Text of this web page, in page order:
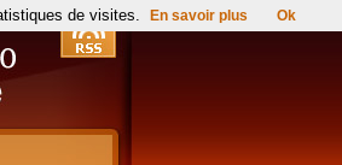
de visites. En savoir plus Ok